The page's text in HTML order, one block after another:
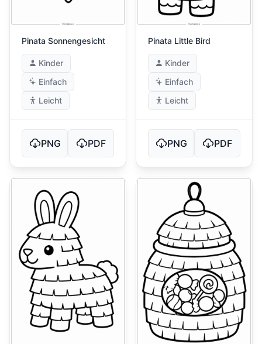
Pinata Sonnengesicht
Kinder
Einfach
Leicht
PNG PDF
Pinata Little Bird
Kinder
Einfach
Leicht
PNG PDF